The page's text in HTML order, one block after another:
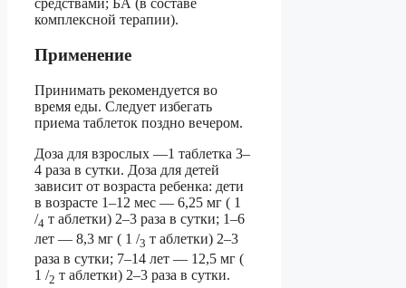
средствами; БА (в составе
комплексной терапии).
Применение
Принимать рекомендуется во
время еды. Следует избегать
приема таблеток поздно вечером.
Доза для взрослых —1 таблетка 3–
4 раза в сутки. Доза для детей
зависит от возраста ребенка: дети
в возрасте 1–12 мес — 6,25 мг ( 1
/4 т аблетки) 2–3 раза в сутки; 1–6
лет — 8,3 мг ( 1 /3 т аблетки) 2–3
раза в сутки; 7–14 лет — 12,5 мг (
1 /2 т аблетки) 2–3 раза в сутки.